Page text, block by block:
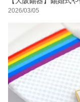
2026/03/05